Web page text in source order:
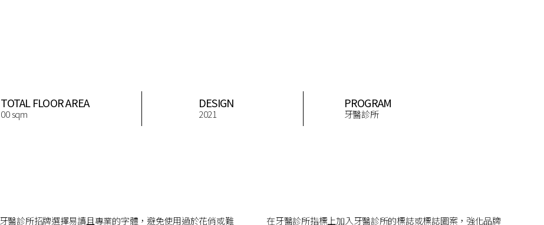
TOTAL FLOOR AREA
00 sqm
DESIGN
2021
PROGRAM
牙醫診所
牙醫診所招牌選擇易讀且專業的字體，避免使用過於花俏或難
在牙醫診所指標上加入牙醫診所的標誌或標誌圖案，強化品牌